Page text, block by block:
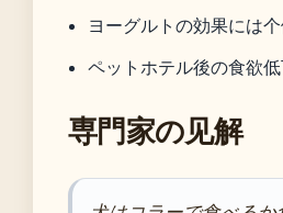
ヨーグルトの効果には
ペットホテル後の食欲
専門家の见解